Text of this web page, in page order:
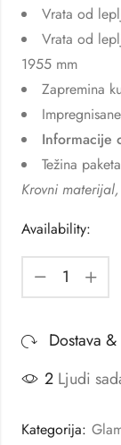
Vrata od
Vrata od
1955 mm
Zapremina
Informacije
Težina
Krovni
Availability:
Dostava
2 Ljudi
Kategorija: